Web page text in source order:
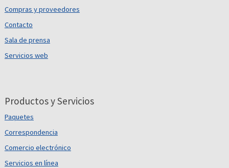
Compras y proveedores
Contacto
Sala de prensa
Servicios web
Productos y Servicios
Paquetes
Correspondencia
Comercio electrónico
Servicios en línea